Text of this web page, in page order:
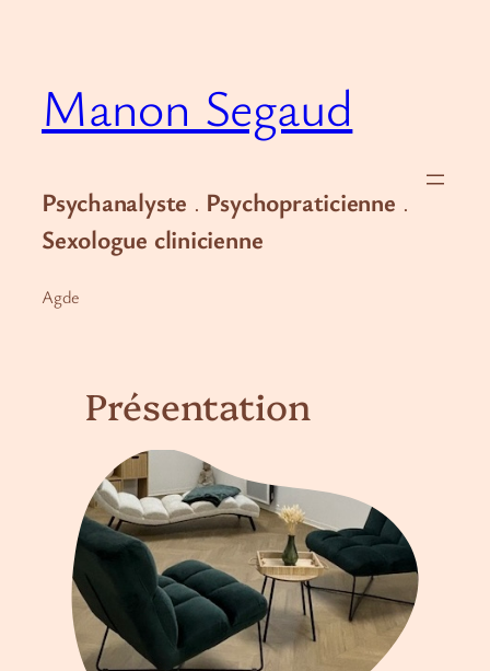
Manon Segaud
Psychanalyste . Psychopraticienne .
Sexologue clinicienne
Agde
Présentation